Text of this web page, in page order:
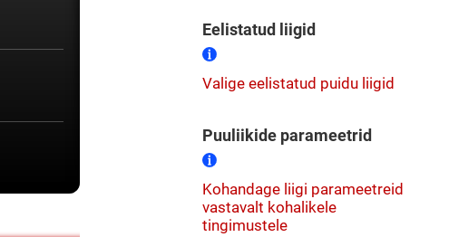
Eelistatud liigid
Valige eelistatud puidu liigid
Puuliikide parameetrid
Kohandage liigi parameetreid
vastavalt kohalikele
tingimustele